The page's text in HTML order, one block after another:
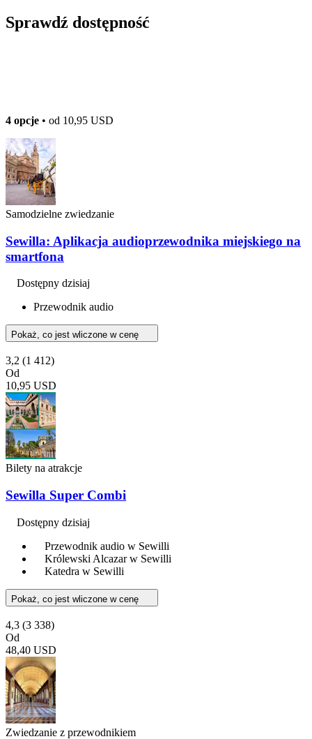
Sprawdź dostępność
4 opcje • od 10,95 USD
Samodzielne zwiedzanie
Sewilla: Aplikacja audioprzewodnika miejskiego na
smartfona
Dostępny dzisiaj
Przewodnik audio
Pokaż, co jest wliczone w cenę
3,2 (1 412)
Od
10,95 USD
Bilety na atrakcje
Sewilla Super Combi
Dostępny dzisiaj
Przewodnik audio w Sewilli
Królewski Alcazar w Sewilli
Katedra w Sewilli
Pokaż, co jest wliczone w cenę
4,3 (3 338)
Od
48,40 USD
Zwiedzanie z przewodnikiem